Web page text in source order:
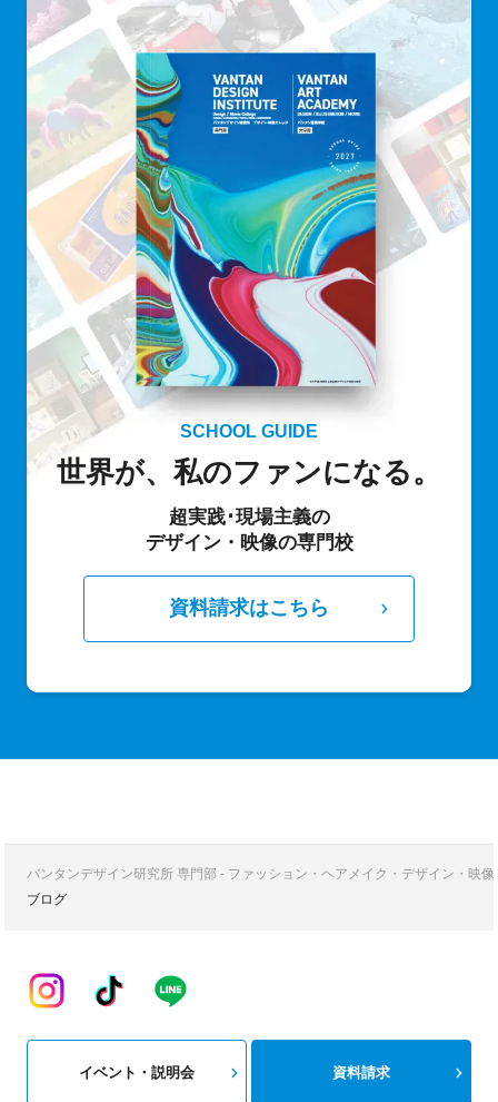
SCHOOL GUIDE
世界が、私のファンになる。
超実践･現場主義の
デザイン・映像の専門校
資料請求はこちら
バンタンデザイン研究所 専門部 - ファッション・ヘアメイク・デザイン・映
ブログ
イベント・説明会 資料請求